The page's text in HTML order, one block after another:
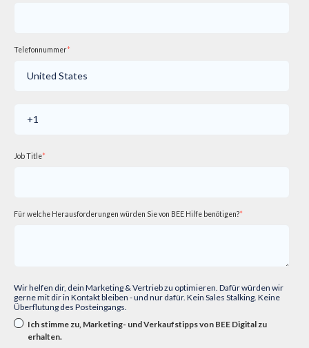
Telefonnummer*
Job Title*
Für welche Herausforderungen würden Sie von BEE Hilfe benötigen?*
Wir helfen dir, dein Marketing & Vertrieb zu optimieren. Dafür würden wir
gerne mit dir in Kontakt bleiben - und nur dafür. Kein Sales Stalking. Keine
Überflutung des Posteingangs.
Ich stimme zu, Marketing- und Verkaufstipps von BEE Digital zu
erhalten.